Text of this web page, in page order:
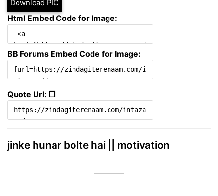
Download PIC
Html Embed Code for Image:
BB Forums Embed Code for Image:
Quote Url: ❐
jinke hunar bolte hai || motivation